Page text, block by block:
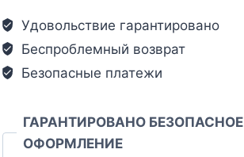
Удовольствие гарантировано
Беспроблемный возврат
Безопасные платежи
ГАРАНТИРОВАНО БЕЗОПАСНОЕ
ОФОРМЛЕНИЕ